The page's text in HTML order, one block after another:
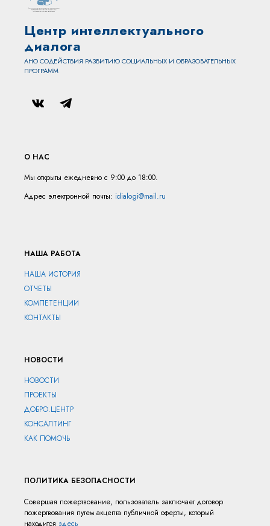
Центр интеллектуального
диалога
АНО СОДЕЙСТВИЯ РАЗВИТИЮ СОЦИАЛЬНЫХ И ОБРАЗОВАТЕЛЬНЫХ
ПРОГРАММ
О НАС
Мы открыты ежедневно с 9:00 до 18:00.
Адрес электронной почты: idialogi@mail.ru
НАША РАБОТА
НАША ИСТОРИЯ
ОТЧЕТЫ
КОМПЕТЕНЦИИ
КОНТАКТЫ
НОВОСТИ
НОВОСТИ
ПРОЕКТЫ
ДОБРО.ЦЕНТР
КОНСАЛТИНГ
КАК ПОМОЧЬ
ПОЛИТИКА БЕЗОПАСНОСТИ
Совершая пожертвование, пользователь заключает договор
пожертвования путем акцепта публичной оферты, который
находится здесь